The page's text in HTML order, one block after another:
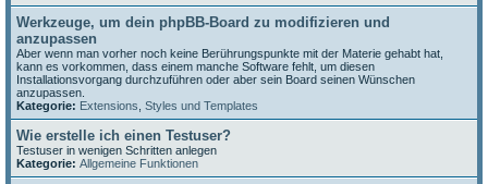
Werkzeuge, um dein phpBB-Board zu modifizieren und
anzupassen
Aber wenn man vorher noch keine Berührungspunkte mit der Materie gehabt hat,
kann es vorkommen, dass einem manche Software fehlt, um diesen
Installationsvorgang durchzuführen oder aber sein Board seinen Wünschen
anzupassen.
Kategorie: Extensions Styles und Templates
Wie erstelle ich einen Testuser?
Testuser in wenigen Schritten anlegen
Kategorie: Allgemeine Funktionen